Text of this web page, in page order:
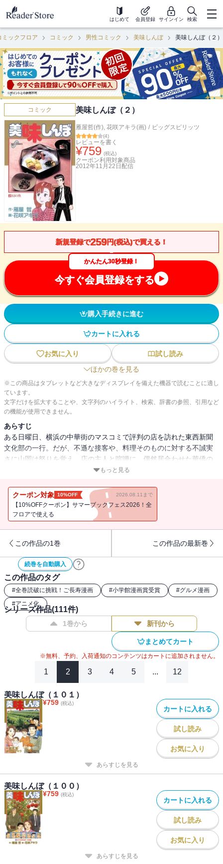
はじめて 会員登録 サインイン 検索
ミックフロア コミック 男性コミック 美味しんぼ 美味しんぼ（２）
コミック 美味しんぼ（２）
雁屋哲(作), 花咲アキラ(画) / ビッグスピリッツ
(4)
レビューを書く
¥759 (税込)
クーポン利用対象商品
2012年11月22日 配信
新規登録で259円(税込)で買える！
かんたん30秒登録！
今すぐ会員登録をする
購入手続きに進む
カートに入れる
お気に入り
試し読み
ほかの巻を見る
※この商品はタブレットなど大きなディスプレイを備えた機器で読むことに適し
ています。
文字だけを拡大することや、文字列のハイライト、検索、辞書の参照、引用など
の機能が使用できません。
あらすじ
ある日曜日、横浜の中華街のマスコミで評判の店を訪れた東西新聞
文化部の一行。だが、不遜な接客や、料理そのものに対する不誠実
さに山岡は怒りを覚え、店の主人と喧嘩に。偶然居合わせた華僑の
大物・周懐徳が審判役となり、どちらが本物の中華を作れるか対決
もっと見る
クーポン対象 10%OFF 2026.08.11まで
【10%OFFクーポン】サマーブックフェス2026！全
フロアで使える
この作品の1巻 この作品の最新巻
続巻を自動購入
この作品のタグ
#全巻読破に挑戦！ご長寿漫画 #小学館漫画賞受賞 #グルメ漫画
#アニメ化
シリーズ作品(111件)
1巻から 新刊から
まとめてカート
※無料、予約、入荷通知のコンテンツはカートに追加されません。
1 2 3 4 5 ... 12
美味しんぼ（１０１）
¥759 (税込)
カートに入れる
試し読み
お気に入り
あらすじを見る
美味しんぼ（１００）
¥759 (税込)
カートに入れる
試し読み
お気に入り
あらすじを見る